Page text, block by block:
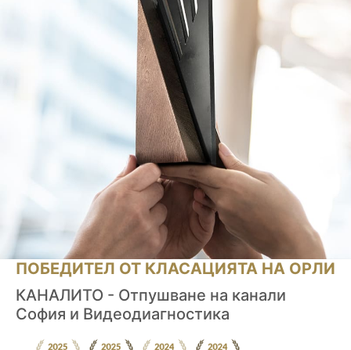
ПОБЕДИТЕЛ ОТ КЛАСАЦИЯТА НА ОРЛИ
КАНАЛИТО - Отпушване на канали
София и Видеодиагностика